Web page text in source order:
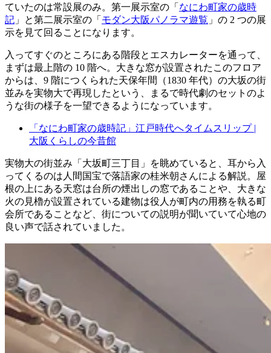
ていたのは常設展のみ。第一展示室の「 なにわ町家の歳時
記 」と第二展示室の「 モダン大阪パノラマ遊覧 」の 2 つの展
示を見て回ることになります。
入ってすぐのところにある階段とエスカレーターを通って、
まずは最上階の 10 階へ。大きな窓が設置されたこのフロア
からは、9 階につくられた天保年間（1830 年代）の大坂の街
並みを実物大で再現したという、まるで時代劇のセットのよ
うな街の様子を一望できるようになっています。
「なにわ町家の歳時記」江戸時代へタイムスリップ |
大阪くらしの今昔館
実物大の街並み「大坂町三丁目」を眺めていると、耳から入
ってくるのは人間国宝で落語家の桂米朝さんによる解説。屋
根の上にある天窓は台所の煙出しの窓であることや、大きな
火の見櫓が設置されている建物は役人が町内の用務を執る町
会所であることなど、街についての説明が聞いていて心地の
良い声で話されていました。